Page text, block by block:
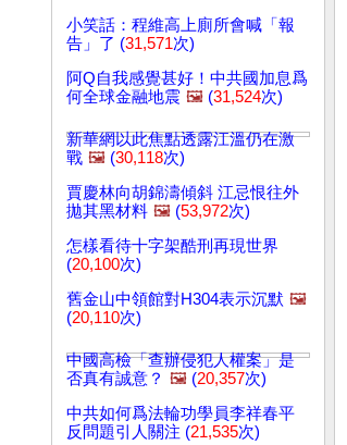
小笑話：程維高上廁所會喊「報
告」了 (31,571次)
阿Q自我感覺甚好！中共國加息爲
何全球金融地震 🖼️ (31,524次)
新華網以此焦點透露江溫仍在激
戰 🖼️ (30,118次)
賈慶林向胡錦濤傾斜 江忌恨往外
拋其黑材料 🖼️ (53,972次)
怎樣看待十字架酷刑再現世界
(20,100次)
舊金山中領館對H304表示沉默 🖼️
(20,110次)
中國高檢「查辦侵犯人權案」是
否真有誠意？ 🖼️ (20,357次)
中共如何爲法輪功學員李祥春平
反問題引人關注 (21,535次)